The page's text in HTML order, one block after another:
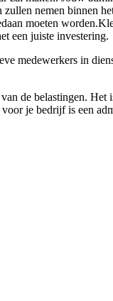
nemen binnen
moeten
een juiste investering.
medewerkers in
de belastingen.
je bedrijf is een